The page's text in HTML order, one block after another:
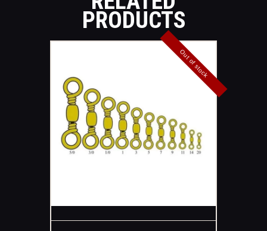
TROCAS E DEVOLUÇÕES
ÁREA PRIVADA
PRODUCTS
Out of stock